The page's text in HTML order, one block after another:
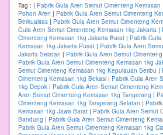
Tag : | Pabrik Gula Aren Semut Cimenteng
Pohon Aren | Pabrik Gula Aren Semut Cimenteng
Berkualitas | Pabrik Gula Aren Semut Cimenteng
Gula Aren Semut Cimenteng Kemasan 1kg Jakarta |
Cimenteng Kemasan 1kg Jakarta Barat | Pabrik
Kemasan 1kg Jakarta Pusat | Pabrik Gula Aren
Jakarta Selatan | Pabrik Gula Aren Semut
Pabrik Gula Aren Semut Cimenteng Kemasan 1kg
Semut Cimenteng Kemasan 1kg Kepulauan Seribu |
Cimenteng Kemasan 1kg Bekasi | Pabrik Gula Aren
1kg Depok | Pabrik Gula Aren Semut Cimenteng
Aren Semut Cimenteng Kemasan 1kg Tangerang |
Cimenteng Kemasan 1kg Tangerang Selatan |
Kemasan 1kg Jawa Barat | Pabrik Gula Aren Semut
Bandung | Pabrik Gula Aren Semut Cimenteng
Pabrik Gula Aren Semut Cimenteng Kemasan 1kg